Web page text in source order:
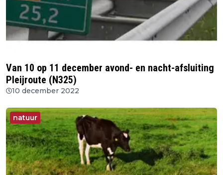
Van 10 op 11 december avond- en nacht-afsluiting
Pleijroute (N325)
10 december 2022
natuur